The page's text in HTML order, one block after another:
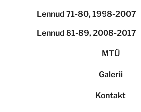
Lennud 71-80, 1998-2007
Lennud 81-89, 2008-2017
MTÜ
Galerii
Kontakt